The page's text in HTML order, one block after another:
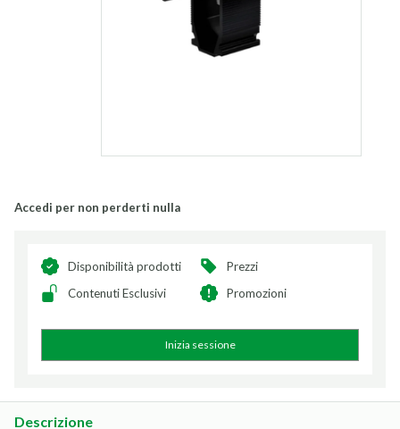
Accedi per non perderti nulla
Disponibilità prodotti
Prezzi
Contenuti Esclusivi
Promozioni
Inizia sessione
Descrizione